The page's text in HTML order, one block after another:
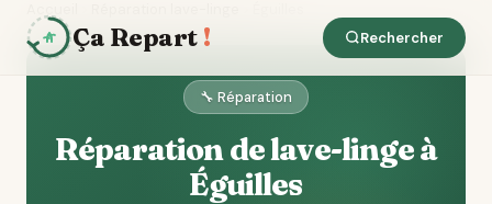
Ça Repart ! Rechercher
🔧 Réparation
Réparation de lave-linge à
Éguilles